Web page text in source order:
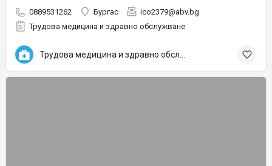
0889531262 Бургас
ico2379@abv.bg
Трудова медицина и здравно обслужване